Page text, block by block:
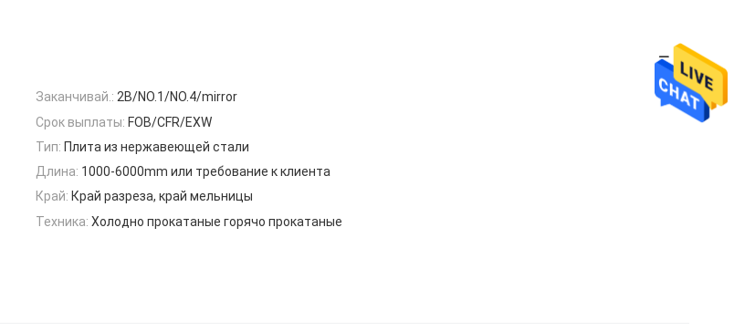
Заканчивай.: 2B/NO.1/NO.4/mirror
Срок выплаты: FOB/CFR/EXW
Тип: Плита из нержавеющей стали
Длина: 1000-6000mm или требование к клиента
Край: Край разреза, край мельницы
Техника: Холодно прокатаные горячо прокатаные